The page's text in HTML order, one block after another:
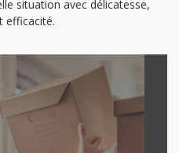
situation avec délicatesse,
efficacité.